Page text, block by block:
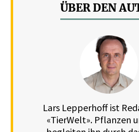
ÜBER DEN
Lars Lepperhoff ist
«TierWelt». Pflanzen